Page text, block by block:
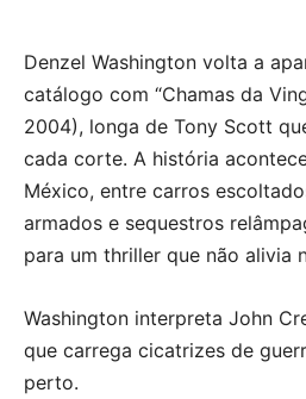
Denzel Washington volta a
catálogo com “Chamas da
2004), longa de Tony Scott
cada corte. A história
México, entre carros
armados e sequestros
para um thriller que não alivia
Washington interpreta John
que carrega cicatrizes de
perto.